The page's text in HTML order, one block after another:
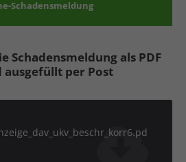
Schadensmeldung
Schadensmeldung als PDF
per Post